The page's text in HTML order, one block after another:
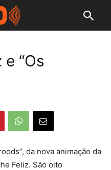
“Os
da nova animação da
Feliz. São oito